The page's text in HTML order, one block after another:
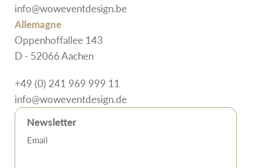
info@woweventdesign.be
Allemagne
Oppenhoffallee 143
D - 52066 Aachen
+49 (0) 241 969 999 11
info@woweventdesign.de
Newsletter
Email